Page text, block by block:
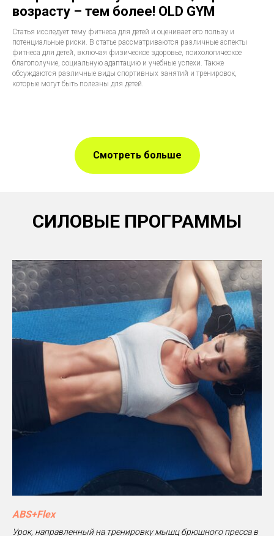
возрасту – тем более! OLD GYM
Статья исследует тему фитнеса для детей и оценивает его пользу и
потенциальные риски. В статье рассматриваются различные аспекты
фитнеса для детей, включая физическое здоровье, психологическое
благополучие, социальную адаптацию и учебные успехи. Также
обсуждаются различные виды спортивных занятий и тренировок,
которые могут быть полезны для детей.
Смотреть больше
СИЛОВЫЕ ПРОГРАММЫ
ABS+Flex
Урок, направленный на тренировку мышц брюшного пресса в